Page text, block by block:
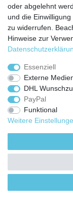
oder abgelehnt
und die
zu widerrufen.
Hinweise zur
Essenziell
Externe
DHL
PayPal
Funktional
Weitere
E-MAIL **
Newsletter
Honig
Einwilligung kann ich
Impressum